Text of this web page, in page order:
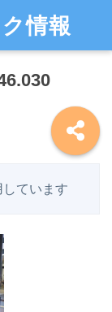
情報
ています